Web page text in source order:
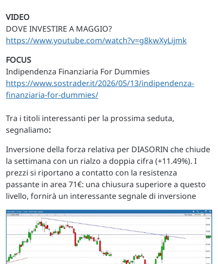
VIDEO
DOVE INVESTIRE A MAGGIO?
https://www.youtube.com/watch?v=g8kwXyLijmk
FOCUS
Indipendenza Finanziaria For Dummies
https://www.sostrader.it/2026/05/13/indipendenza-
finanziaria-for-dummies/
Tra i titoli interessanti per la prossima seduta,
segnaliamo:
Inversione della forza relativa per DIASORIN che chiude
la settimana con un rialzo a doppia cifra (+11.49%). I
prezzi si riportano a contatto con la resistenza
passante in area 71€: una chiusura superiore a questo
livello, fornirà un interessante segnale di inversione